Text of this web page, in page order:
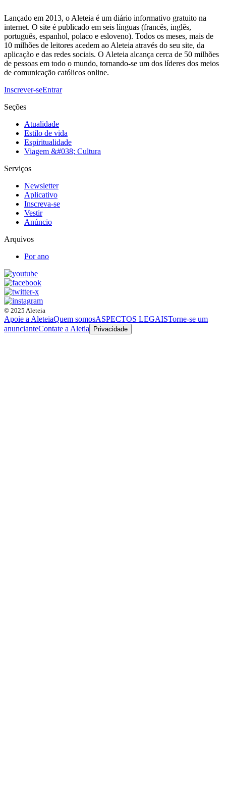
Lançado em 2013, o Aleteia é um diário informativo gratuito na
internet. O site é publicado em seis línguas (francês, inglês,
português, espanhol, polaco e esloveno). Todos os meses, mais de
10 milhões de leitores acedem ao Aleteia através do seu site, da
aplicação e das redes sociais. O Aleteia alcança cerca de 50 milhões
de pessoas em todo o mundo, tornando-se um dos líderes dos meios
de comunicação católicos online.
Inscrever-seEntrar
Seções
Atualidade
Estilo de vida
Espiritualidade
Viagem &#038; Cultura
Serviços
Newsletter
Aplicativo
Inscreva-se
Vestir
Anúncio
Arquivos
Por ano
© 2025 Aleteia
Apoie a AleteiaQuem somosASPECTOS LEGAISTorne-se um
anuncianteContate a Aletia Privacidade